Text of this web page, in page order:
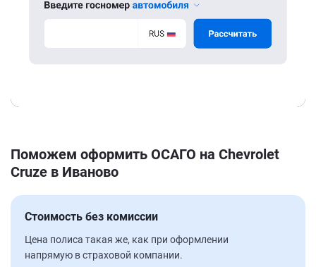
Поможем оформить ОСАГО на Chevrolet
Cruze в Иваново
Стоимость без комиссии
Цена полиса такая же, как при оформлении
напрямую в страховой компании.